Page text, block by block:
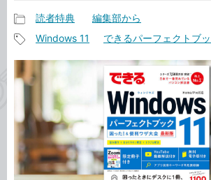
事
カ
テ
リ
読者特典 編集部から
タ
Windows 11 できるパーフェクトブ